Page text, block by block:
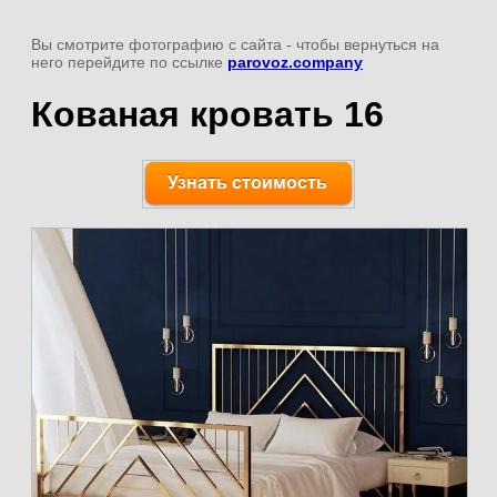
Вы смотрите фотографию с сайта - чтобы вернуться на
него перейдите по ссылке parovoz.company
Кованая кровать 16